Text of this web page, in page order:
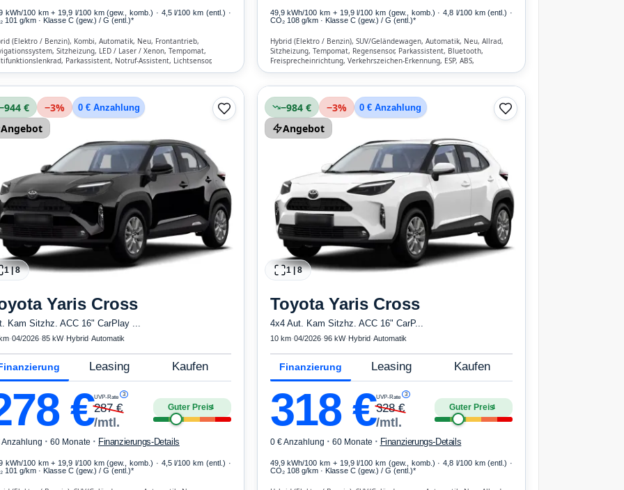
kWh/100 km + 19,9 l/100 km (gew., komb.) · 4,5 l/100 km (entl.) ·
101 g/km · Klasse C (gew.) / G (entl.)*
(Elektro / Benzin), Kombi, Automatik, Neu, Frontantrieb,
Sitzheizung, LED / Laser / Xenon, Tempomat,
Parkassistent, Notruf-Assistent, Lichtsensor,
Stopp-Automatik, Bluetooth, Freisprecheinrichtung,
49,9 kWh/100 km + 19,9 l/100 km (gew., komb.) · 4,8 l/100 km (entl.) ·
CO₂ 108 g/km · Klasse C (gew.) / G (entl.)*
Hybrid (Elektro / Benzin), SUV/Geländewagen, Automatik, Neu, Allrad,
Sitzheizung, Tempomat, Regensensor, Parkassistent, Bluetooth,
Freisprecheinrichtung, Verkehrszeichen-Erkennung, ESP, ABS,
Klimaautomatik, Front- und Seiten-Airbags
€ −3% 0 € Anzahlung
Angebot
1|8
Yaris Cross
Kam Sitzhz. ACC 16" CarPlay ...
·04/2026·85 kW· Hybrid·Automatik
Leasing Kaufen
€UVP-Rate 3
287€
/mtl.
Guter Preis4
Anzahlung · 60 Monate · Finanzierungs-Details
kWh/100 km + 19,9 l/100 km (gew., komb.) · 4,5 l/100 km (entl.) ·
101 g/km · Klasse C (gew.) / G (entl.)*
−984 € −3% 0 € Anzahlung
Angebot
1|8
Toyota Yaris Cross
4x4 Aut. Kam Sitzhz. ACC 16" CarP...
10 km·04/2026·96 kW· Hybrid·Automatik
Finanzierung Leasing Kaufen
318€UVP-Rate 3
328€
/mtl.
Guter Preis4
0 € Anzahlung · 60 Monate · Finanzierungs-Details
49,9 kWh/100 km + 19,9 l/100 km (gew., komb.) · 4,8 l/100 km (entl.) ·
CO₂ 108 g/km · Klasse C (gew.) / G (entl.)*